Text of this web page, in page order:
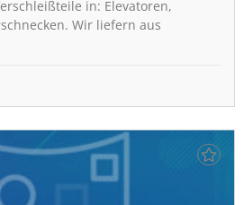
in: Elevatoren,
Wir liefern aus